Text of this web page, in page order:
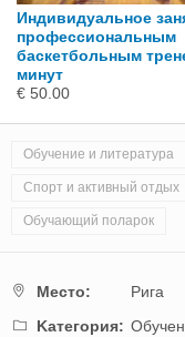
Индивидуальное
профессиональным
баскетбольным
минут
€ 50.00
Обучение и литература
Спорт и активный отдых
Обучающий поларок
Mестo:
Рига
Kатегория: